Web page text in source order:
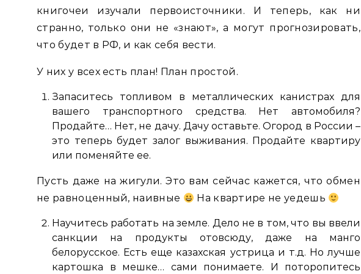
книгочеи изучали первоисточники. И теперь, как ни
странно, только они не «знают», а могут прогнозировать,
что будет в РФ, и как себя вести.
У них у всех есть план! План простой.
Запаситесь топливом в металлических канистрах для
вашего транспортного средства. Нет автомобиля?
Продайте… Нет, не дачу. Дачу оставьте. Огород в России –
это теперь будет залог выживания. Продайте квартиру
или поменяйте ее.
Пусть даже на жигули. Это вам сейчас кажется, что обмен
не равноценный, наивные
На квартире не уедешь
Научитесь работать на земле. Дело не в том, что вы ввели
санкции на продукты отовсюду, даже на манго
белорусское. Есть еще казахская устрица и т.д. Но лучше
картошка в мешке… сами понимаете. И поторопитесь